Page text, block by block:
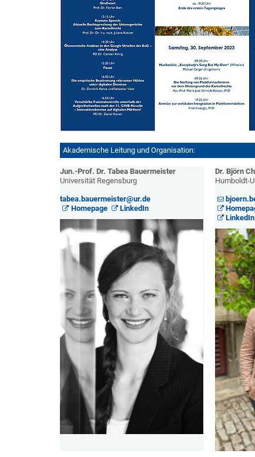
Akademische Leitung und Organisation:
Jun.-Prof. Dr. Tabea Bauermeister
Universität Regensburg
tabea.bauermeister@ur.de
Homepage
LinkedIn
Dr. Björn
Humboldt-
LinkedIn